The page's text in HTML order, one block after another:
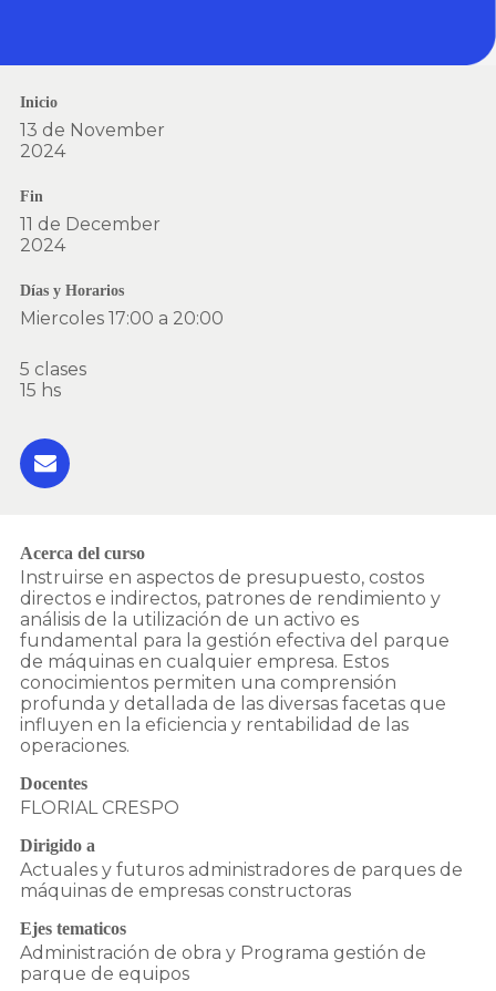
Inicio
13 de November
2024
Fin
11 de December
2024
Días y Horarios
Miercoles 17:00 a 20:00
5 clases
15 hs
Acerca del curso
Instruirse en aspectos de presupuesto, costos
directos e indirectos, patrones de rendimiento y
análisis de la utilización de un activo es
fundamental para la gestión efectiva del parque
de máquinas en cualquier empresa. Estos
conocimientos permiten una comprensión
profunda y detallada de las diversas facetas que
influyen en la eficiencia y rentabilidad de las
operaciones.
Docentes
FLORIAL CRESPO
Dirigido a
Actuales y futuros administradores de parques de
máquinas de empresas constructoras
Ejes tematicos
Administración de obra y Programa gestión de
parque de equipos